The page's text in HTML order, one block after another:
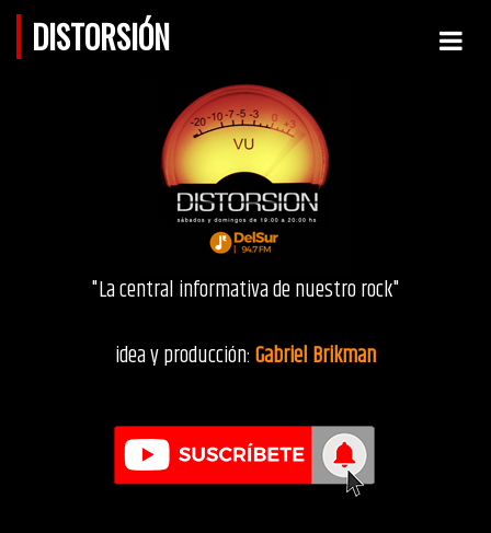
DISTORSIÓN
"La central informativa de nuestro rock"
idea y producción:Gabriel Brikman